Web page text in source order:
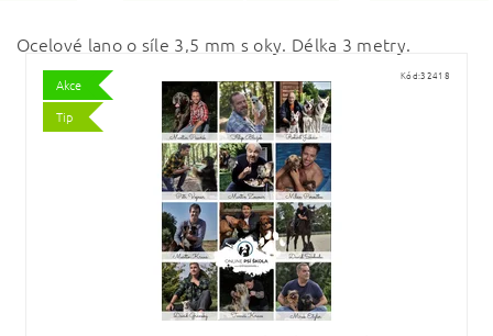
Ocelové lano o síle 3,5 mm s oky. Délka 3 metry.
Akce
Tip
Kód:32418